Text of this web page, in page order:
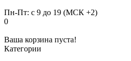
Пн-Пт: с 9 до 19 (МСК +2)
0
Ваша корзина пуста!
Категории